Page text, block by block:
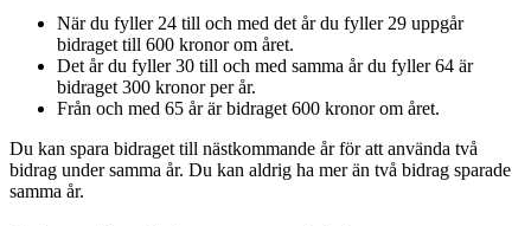
När du fyller 24 till och med det år du fyller 29 uppgår
bidraget till 600 kronor om året.
Det år du fyller 30 till och med samma år du fyller 64 är
bidraget 300 kronor per år.
Från och med 65 år är bidraget 600 kronor om året.
Du kan spara bidraget till nästkommande år för att använda två
bidrag under samma år. Du kan aldrig ha mer än två bidrag sparade
samma år.